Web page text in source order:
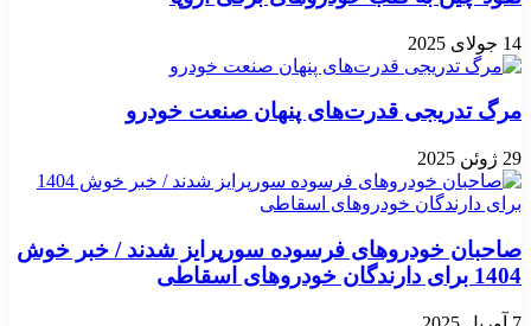
تدریجی قدرت‌های پنهان صنعت خودرو
خودروهای فرسوده سورپرایز شدند / خبر خوش
اسقاطی